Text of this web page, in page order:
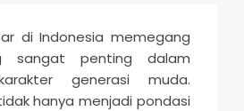
di Indonesia memegang
sangat penting dalam
generasi muda.
hanya menjadi pondasi